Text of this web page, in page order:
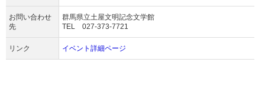
お問い合わせ
先
群馬県立土屋文明記念文学館
TEL 027-373-7721
リンク イベント詳細ページ